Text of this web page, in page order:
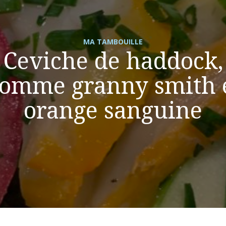
MA TAMBOUILLE
Ceviche de haddock,
granny smith
orange sanguine